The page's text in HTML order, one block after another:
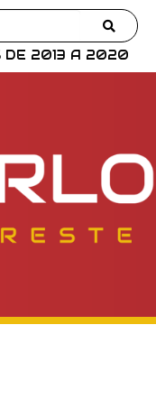
DE 2013 A 2020